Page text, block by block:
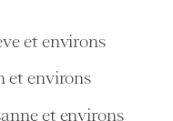
et environs
et environs
et environs